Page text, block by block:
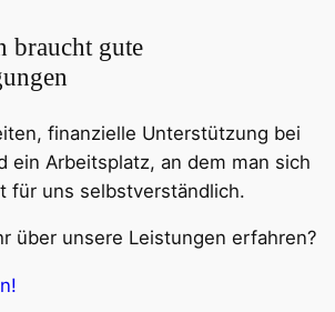
braucht gute
finanzielle Unterstützung bei
ein Arbeitsplatz, an dem man sich
für uns selbstverständlich.
über unsere Leistungen erfahren?